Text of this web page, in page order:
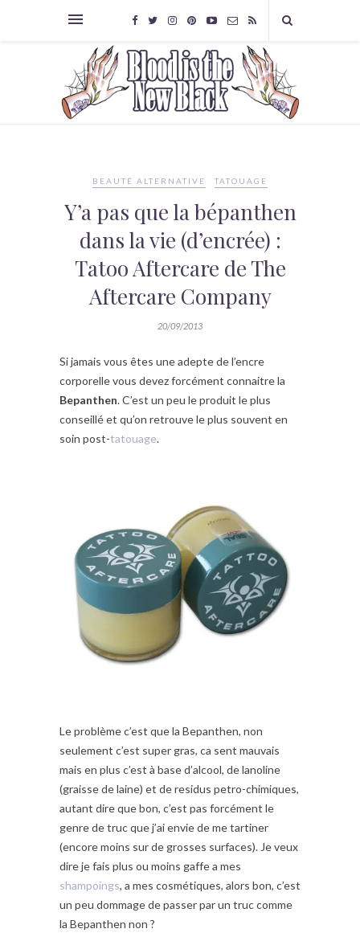
BEAUTÉ ALTERNATIVE TATOUAGE
Y’a pas que la bépanthen
dans la vie (d’encrée) :
Tatoo Aftercare de The
Aftercare Company
20/09/2013
Si jamais vous êtes une adepte de l’encre
corporelle vous devez forcément connaitre la
Bepanthen. C’est un peu le produit le plus
conseillé et qu’on retrouve le plus souvent en
soin post-tatouage.
Le problème c’est que la Bepanthen, non
seulement c’est super gras, ca sent mauvais
mais en plus c’est à base d’alcool, de lanoline
(graisse de laine) et de residus petro-chimiques,
autant dire que bon, c’est pas forcément le
genre de truc que j’ai envie de me tartiner
(encore moins sur de grosses surfaces). Je veux
dire je fais plus ou moins gaffe a mes
shampoings, a mes cosmétiques, alors bon, c’est
un peu dommage de passer par un truc comme
la Bepanthen non ?